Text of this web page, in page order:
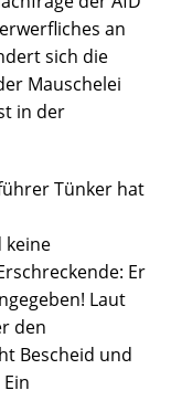
an
sich die
Mauschelei
in der
Tünker hat
keine
Er
Laut
den
Bescheid und